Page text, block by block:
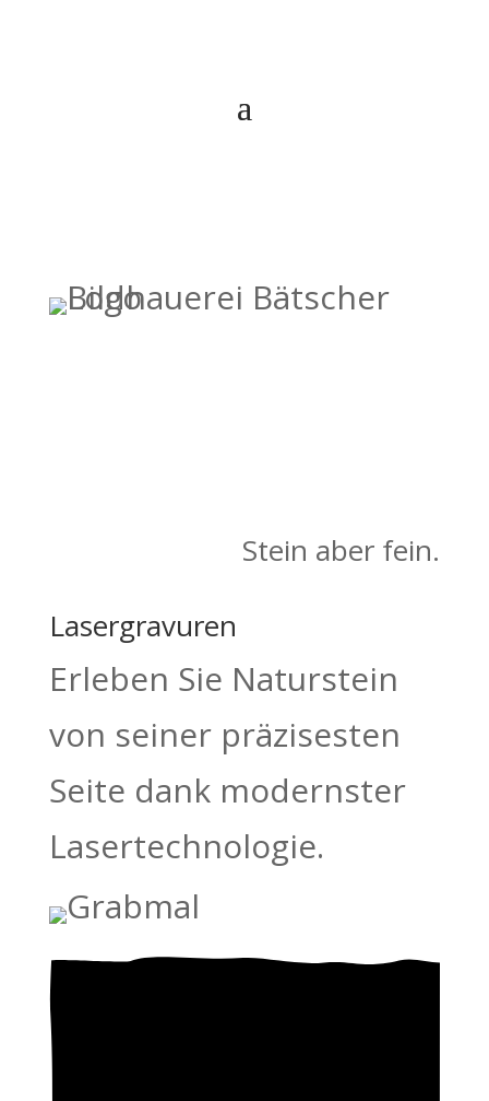
Stein aber fein.
Lasergravuren
Erleben Sie Naturstein
von seiner präzisesten
Seite dank modernster
Lasertechnologie.